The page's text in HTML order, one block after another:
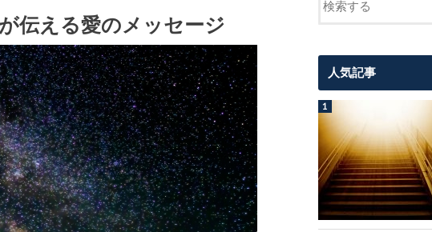
伝える愛のメッセージ
人気記事